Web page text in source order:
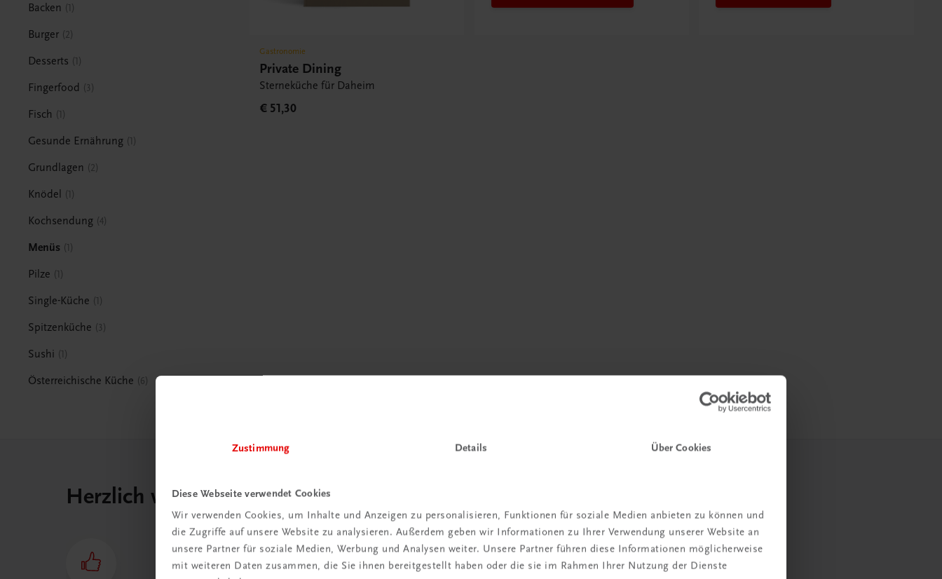
Zustimmung Details Über Cookies
Diese Webseite verwendet Cookies
Wir verwenden Cookies, um Inhalte und Anzeigen zu personalisieren, Funktionen für soziale Medien anbieten zu können und
die Zugriffe auf unsere Website zu analysieren. Außerdem geben wir Informationen zu Ihrer Verwendung unserer Website an
unsere Partner für soziale Medien, Werbung und Analysen weiter. Unsere Partner führen diese Informationen möglicherweise
mit weiteren Daten zusammen, die Sie ihnen bereitgestellt haben oder die sie im Rahmen Ihrer Nutzung der Dienste
Backen 1
Burger 2
Desserts 1
Fingerfood 3
Fisch 1
Gesunde Ernährung 1
Grundlagen 2
Knödel 1
Kochsendung 4
Menüs 1
Pilze 1
Single-Küche 1
Spitzenküche 3
Sushi 1
Österreichische Küche 6
Gastronomie
Private Dining
Sterneküche für Daheim
€ 51,30
Herzlich willkommen bei TRAUNER!